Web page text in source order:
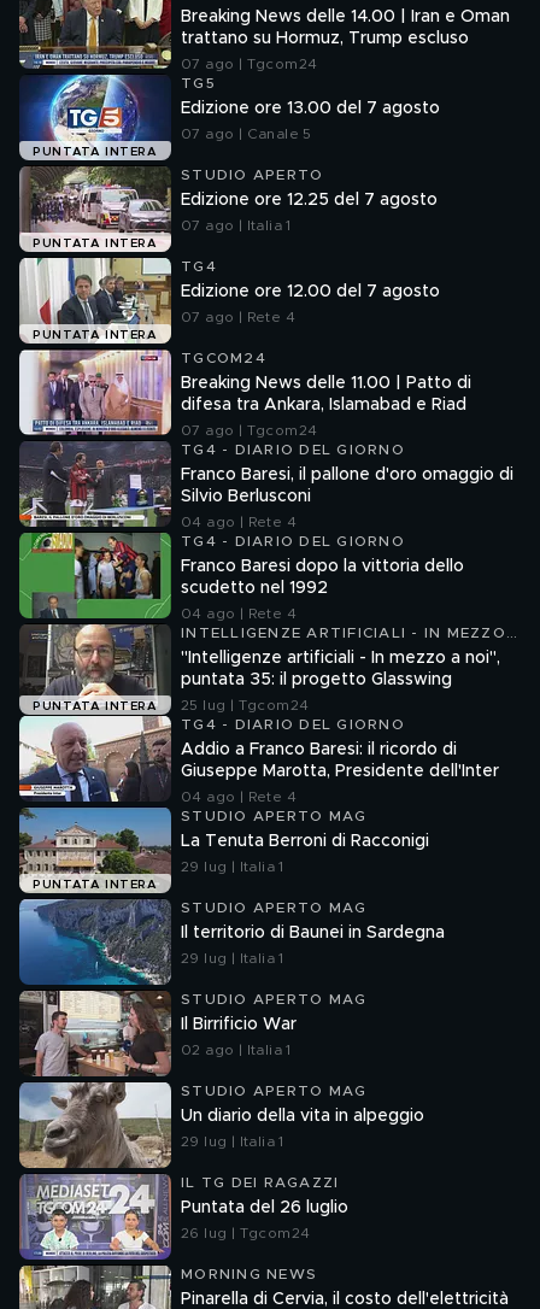
Breaking News delle 14.00 | Iran e Oman
trattano su Hormuz, Trump escluso
07 ago | Tgcom24
PUNTATA INTERA
TG5
Edizione ore 13.00 del 7 agosto
07 ago | Canale 5
PUNTATA INTERA
STUDIO APERTO
Edizione ore 12.25 del 7 agosto
07 ago | Italia 1
PUNTATA INTERA
TG4
Edizione ore 12.00 del 7 agosto
07 ago | Rete 4
TGCOM24
Breaking News delle 11.00 | Patto di
difesa tra Ankara, Islamabad e Riad
07 ago | Tgcom24
TG4 - DIARIO DEL GIORNO
Franco Baresi, il pallone d'oro omaggio di
Silvio Berlusconi
04 ago | Rete 4
TG4 - DIARIO DEL GIORNO
Franco Baresi dopo la vittoria dello
scudetto nel 1992
04 ago | Rete 4
PUNTATA INTERA
INTELLIGENZE ARTIFICIALI - IN MEZZO
A NOI
"Intelligenze artificiali - In mezzo a noi",
puntata 35: il progetto Glasswing
25 lug | Tgcom24
TG4 - DIARIO DEL GIORNO
Addio a Franco Baresi: il ricordo di
Giuseppe Marotta, Presidente dell'Inter
04 ago | Rete 4
PUNTATA INTERA
STUDIO APERTO MAG
La Tenuta Berroni di Racconigi
29 lug | Italia 1
STUDIO APERTO MAG
Il territorio di Baunei in Sardegna
29 lug | Italia 1
STUDIO APERTO MAG
Il Birrificio War
02 ago | Italia 1
STUDIO APERTO MAG
Un diario della vita in alpeggio
29 lug | Italia 1
IL TG DEI RAGAZZI
Puntata del 26 luglio
26 lug | Tgcom24
MORNING NEWS
Pinarella di Cervia, il costo dell'elettricità